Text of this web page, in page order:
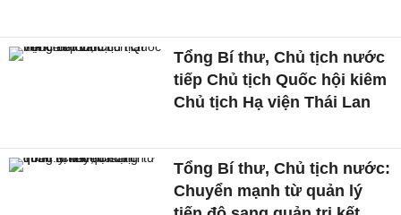
Tổng Bí thư, Chủ tịch nước
tiếp Chủ tịch Quốc hội kiêm
Chủ tịch Hạ viện Thái Lan
Tổng Bí thư, Chủ tịch nước:
Chuyển mạnh từ quản lý